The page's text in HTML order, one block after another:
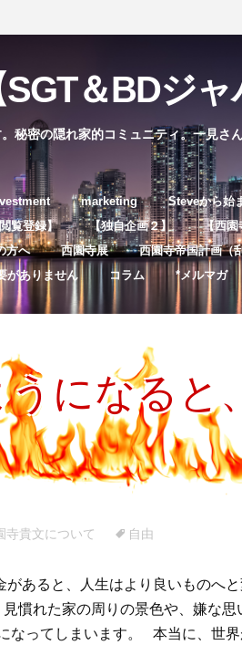
＆BDジ
秘密の隠れ家的コミュニティ。一見さ
コ
ン
テ
ン
ッ
marketing Steveから始
覧登録】 【独自企画２】
【西
方へ 西園寺展 西園寺帝国計画（
がありません コラム *メルマガ
になると
寺貴文について 自由
あると、人生はより良いものへと
慣れた家の周りの景色や、嫌な思
なってしまいます。 本当に、世界